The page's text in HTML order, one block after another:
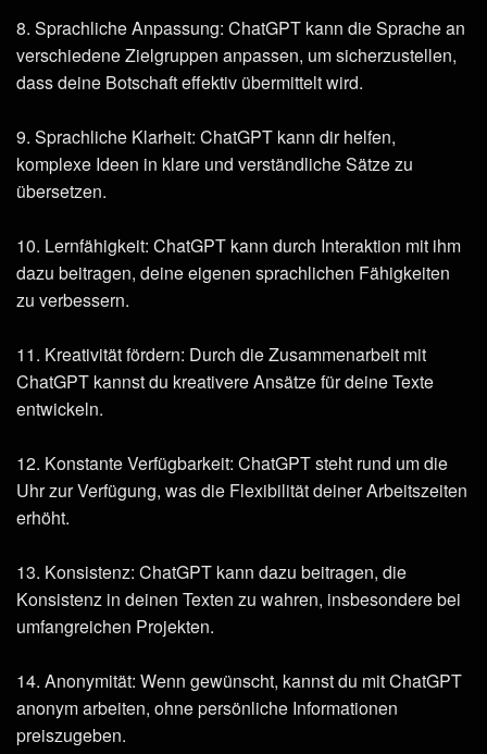
8. Sprachliche Anpassung: ChatGPT kann die Sprache an
verschiedene Zielgruppen anpassen, um sicherzustellen,
dass deine Botschaft effektiv übermittelt wird.
9. Sprachliche Klarheit: ChatGPT kann dir helfen,
komplexe Ideen in klare und verständliche Sätze zu
übersetzen.
10. Lernfähigkeit: ChatGPT kann durch Interaktion mit ihm
dazu beitragen, deine eigenen sprachlichen Fähigkeiten
zu verbessern.
11. Kreativität fördern: Durch die Zusammenarbeit mit
ChatGPT kannst du kreativere Ansätze für deine Texte
entwickeln.
12. Konstante Verfügbarkeit: ChatGPT steht rund um die
Uhr zur Verfügung, was die Flexibilität deiner Arbeitszeiten
erhöht.
13. Konsistenz: ChatGPT kann dazu beitragen, die
Konsistenz in deinen Texten zu wahren, insbesondere bei
umfangreichen Projekten.
14. Anonymität: Wenn gewünscht, kannst du mit ChatGPT
anonym arbeiten, ohne persönliche Informationen
preiszugeben.